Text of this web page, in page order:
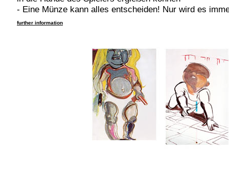
- Eine Münze kann alles entscheiden! Nur wird es
further information